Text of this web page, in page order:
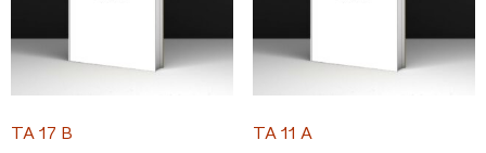
TA 17 B TA 11 A